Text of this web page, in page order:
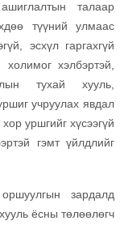
талаар
түүний улмаас
эсхүл гаргахгүй
хэлбэртэй,
тухай хууль,
учруулах явдал
уршгийг хүсээгүй
гэмт үйлдлийг
зардалд
ёсны төлөөлөгч